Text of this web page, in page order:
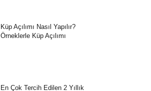
Küp Açılımı Nasıl Yapılır?
Örneklerle Küp Açılımı
En Çok Tercih Edilen 2 Yıllık